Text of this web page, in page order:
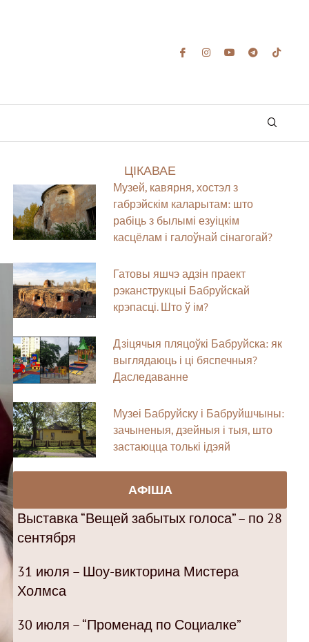
ЦІКАВАЕ
Музей, кавярня, хостэл з
габрэйскім каларытам: што
рабіць з былымі езуіцкім
касцёлам і галоўнай сінагогай?
Гатовы яшчэ адзін праект
рэканструкцыі Бабруйскай
крэпасці. Што ў ім?
Дзіцячыя пляцоўкі Бабруйска: як
выглядаюць і ці бяспечныя?
Даследаванне
Музеі Бабруйску і Бабруйшчыны:
зачыненыя, дзейныя і тыя, што
застаюцца толькі ідэяй
АФІША
Выставка “Вещей забытых голоса” – по 28
сентября
31 июля – Шоу-викторина Мистера
Холмса
30 июля – “Променад по Социалке”